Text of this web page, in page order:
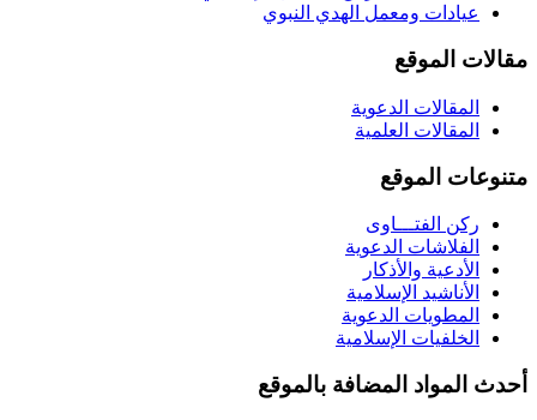
عيادات ومعمل الهدي النبوي
مقالات الموقع
المقالات الدعوية
المقالات العلمية
متنوعات الموقع
ركن الفتـــاوى
الفلاشات الدعوية
الأدعية والأذكار
الأناشيد الإسلامية
المطويات الدعوية
الخلفيات الإسلامية
أحدث المواد المضافة بالموقع